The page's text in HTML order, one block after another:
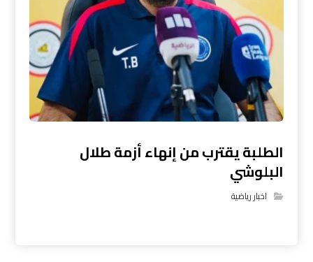
الطلبة يقترب من إنهاء أزمة طلال
البلوشي
اخبار رياضية